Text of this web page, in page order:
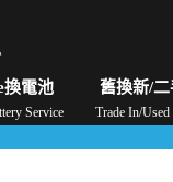
換電池
Service
舊換新/二
Trade In/Used
維修/價格 AirPods維